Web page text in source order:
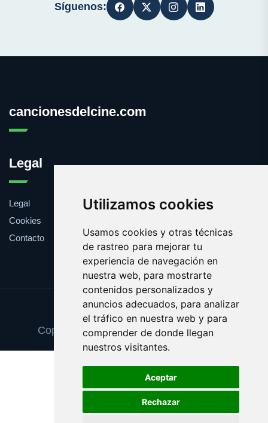
Utilizamos cookies
Usamos cookies y otras técnicas
de rastreo para mejorar tu
experiencia de navegación en
nuestra web, para mostrarte
contenidos personalizados y
anuncios adecuados, para analizar
el tráfico en nuestra web y para
comprender de donde llegan
nuestros visitantes.
Aceptar
Rechazar
Síguenos:
cancionesdelcine.com
Legal
Legal
Cookies
Contacto
Update cookies preferences
Copyright © 2026 cancionesdelcine.com